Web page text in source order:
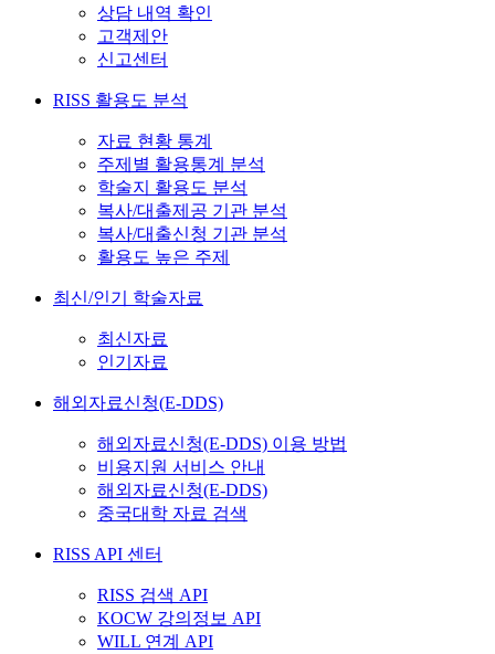
상담 내역 확인
고객제안
신고센터
RISS 활용도 분석
자료 현황 통계
주제별 활용통계 분석
학술지 활용도 분석
복사/대출제공 기관 분석
복사/대출신청 기관 분석
활용도 높은 주제
최신/인기 학술자료
최신자료
인기자료
해외자료신청(E-DDS)
해외자료신청(E-DDS) 이용 방법
비용지원 서비스 안내
해외자료신청(E-DDS)
중국대학 자료 검색
RISS API 센터
RISS 검색 API
KOCW 강의정보 API
WILL 연계 API